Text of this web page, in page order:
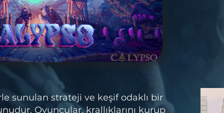
sunulan strateji ve keşif odaklı bir
Oyuncular, krallıklarını kurup